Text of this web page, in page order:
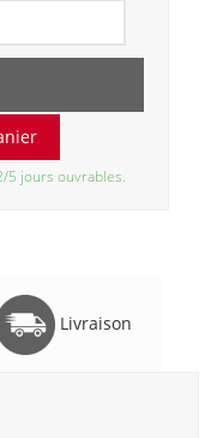
5 jours ouvrables.
Livraison